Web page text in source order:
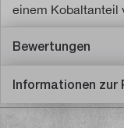
einem
Bewertungen
Informationen zur